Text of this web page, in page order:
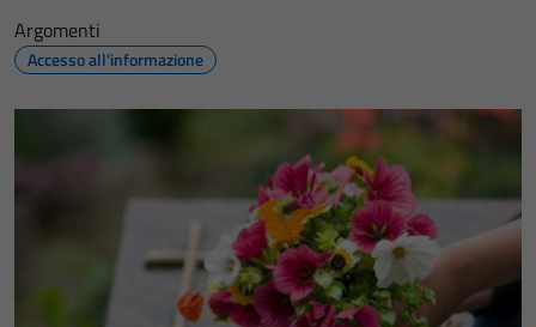
Argomenti
Accesso all'informazione